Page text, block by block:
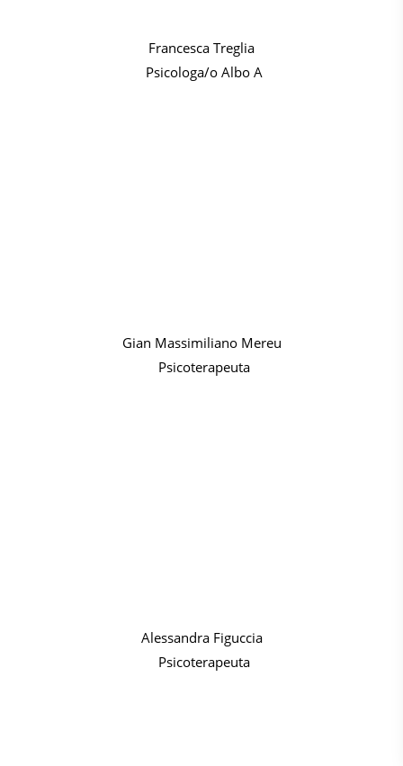
Francesca Treglia
Psicologa/o Albo A
Gian Massimiliano Mereu
Psicoterapeuta
Alessandra Figuccia
Psicoterapeuta